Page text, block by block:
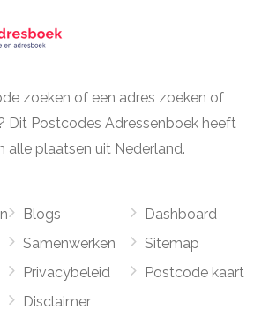
zoeken of een adres zoeken of
Dit Postcodes Adressenboek heeft
alle plaatsen uit Nederland.
Blogs
Samenwerken
Privacybeleid
Disclaimer
Dashboard
Sitemap
Postcode kaart